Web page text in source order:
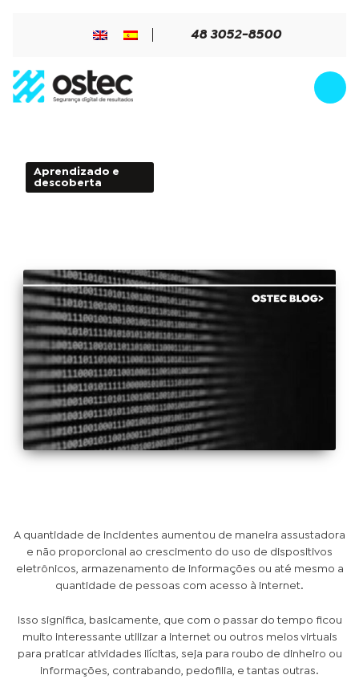
48 3052-8500
Aprendizado e
descoberta
A quantidade de incidentes aumentou de maneira assustadora
e não proporcional ao crescimento do uso de dispositivos
eletrônicos, armazenamento de informações ou até mesmo a
quantidade de pessoas com acesso à internet.
Isso significa, basicamente, que com o passar do tempo ficou
muito interessante utilizar a internet ou outros meios virtuais
para praticar atividades ilícitas, seja para roubo de dinheiro ou
informações, contrabando, pedofilia, e tantas outras.